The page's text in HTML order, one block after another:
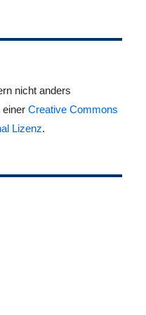
nicht anders
einerCreative Commons
Lizenz.